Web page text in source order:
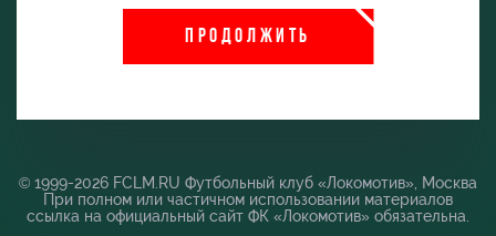
ПРОДОЛЖИТЬ
© 1999-2026 FCLM.RU Футбольный клуб «Локомотив», Москва
При полном или частичном использовании материалов
ссылка на официальный сайт ФК «Локомотив» обязательна.